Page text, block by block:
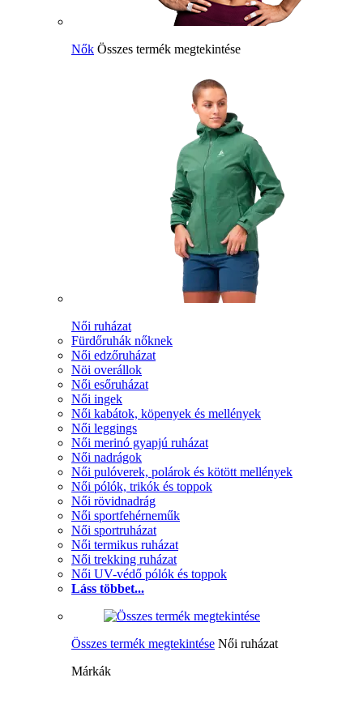
Nők Összes termék megtekintése
Női ruházat
Fürdőruhák nőknek
Női edzőruházat
Nöi overállok
Női esőruházat
Női ingek
Női kabátok, köpenyek és mellények
Női leggings
Női merinó gyapjú ruházat
Női nadrágok
Női pulóverek, polárok és kötött mellények
Női pólók, trikók és toppok
Női rövidnadrág
Női sportfehérneműk
Női sportruházat
Női termikus ruházat
Női trekking ruházat
Női UV-védő pólók és toppok
Láss többet...
Összes termék megtekintése Női ruházat
Márkák